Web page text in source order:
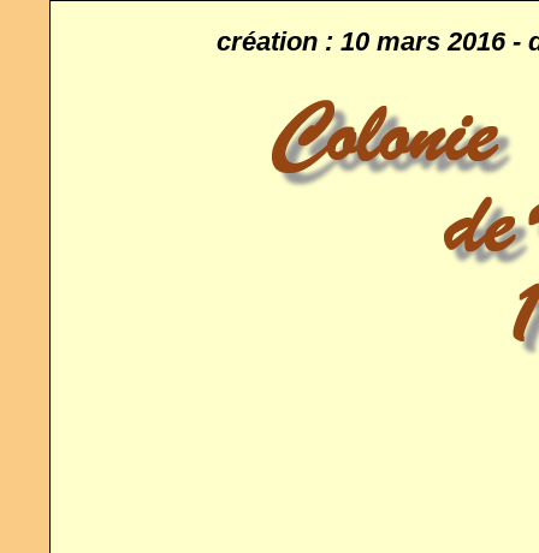
création : 10 mars 2016 -